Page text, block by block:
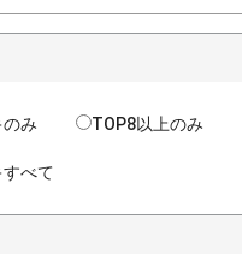
み TOP8以上のみ
べて